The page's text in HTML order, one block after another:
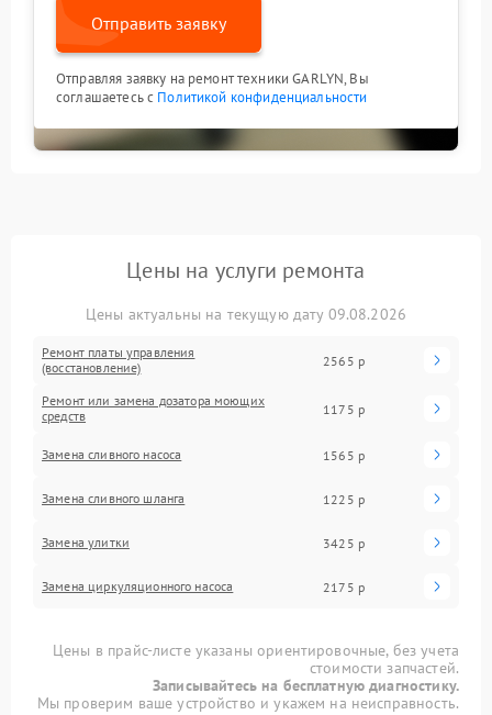
Отправить заявку
Отправляя заявку на ремонт техники GARLYN, Вы
соглашаетесь с Политикой конфиденциальности
Цены на услуги ремонта
Цены актуальны на текущую дату 09.08.2026
Ремонт платы управления
(восстановление)
2565 р
Ремонт или замена дозатора моющих
средств
1175 р
Замена сливного насоса 1565 р
Замена сливного шланга 1225 р
Замена улитки 3425 р
Замена циркуляционного насоса 2175 р
Цены в прайс-листе указаны ориентировочные, без учета
стоимости запчастей.
Записывайтесь на бесплатную диагностику.
Мы проверим ваше устройство и укажем на неисправность.